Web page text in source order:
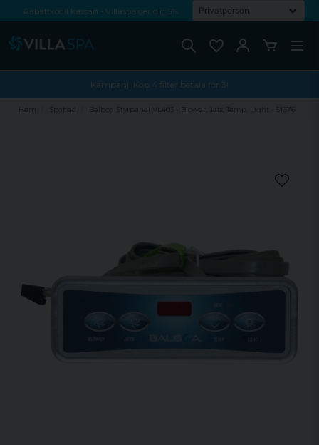
Rabattkod i kassan - Villaspa ger dig 5%
Kampanj! Köp 4 filter betala för 3!
Hem Spabad Balboa Styrpanel VL403 - Blower, Jets, Temp, Light - 51676